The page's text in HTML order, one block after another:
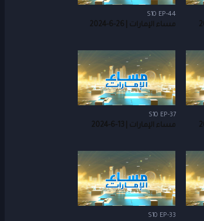
S10 EP-44
مساء الإمارات | 26-6-2024
S10 EP-37
مساء الإمارات | 13-6-2024
S10 EP-33